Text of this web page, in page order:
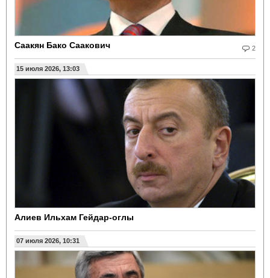
2
Саакян Бако Саакович
15 июля 2026, 13:03
Алиев Ильхам Гейдар-оглы
07 июля 2026, 10:31